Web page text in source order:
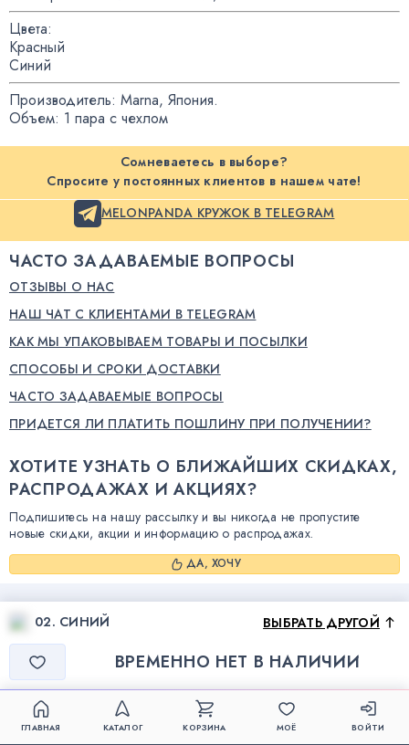
Цвета:
Красный
Синий
Производитель: Marna, Япония.
Объем: 1 пара с чехлом
Сомневаетесь в выборе?
Спросите у постоянных клиентов в нашем чате!
MELONPANDA КРУЖОК В TELEGRAM
ЧАСТО ЗАДАВАЕМЫЕ ВОПРОСЫ
ОТЗЫВЫ О НАС
НАШ ЧАТ С КЛИЕНТАМИ В TELEGRAM
КАК МЫ УПАКОВЫВАЕМ ТОВАРЫ И ПОСЫЛКИ
СПОСОБЫ И СРОКИ ДОСТАВКИ
ЧАСТО ЗАДАВАЕМЫЕ ВОПРОСЫ
ПРИДЕТСЯ ЛИ ПЛАТИТЬ ПОШЛИНУ ПРИ ПОЛУЧЕНИИ?
ХОТИТЕ УЗНАТЬ О БЛИЖАЙШИХ СКИДКАХ,
РАСПРОДАЖАХ И АКЦИЯХ?
Подпишитесь на нашу рассылку и вы никогда не пропустите
новые скидки, акции и информацию о распродажах.
ДА, ХОЧУ
02. СИНИЙ ВЫБРАТЬ ДРУГОЙ
ВРЕМЕННО НЕТ В НАЛИЧИИ
ГЛАВНАЯ КАТАЛОГ КОРЗИНА МОЁ ВОЙТИ